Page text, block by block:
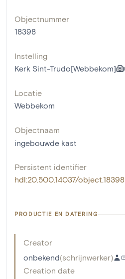
Objectnummer
18398
Instelling
Kerk Sint-Trudo[Webbekom]
Locatie
Webbekom
Objectnaam
ingebouwde kast
Persistent identifier
hdl:20.500.14037/object.18398
PRODUCTIE EN DATERING
Creator
onbekend(schrijnwerker)
Creation date